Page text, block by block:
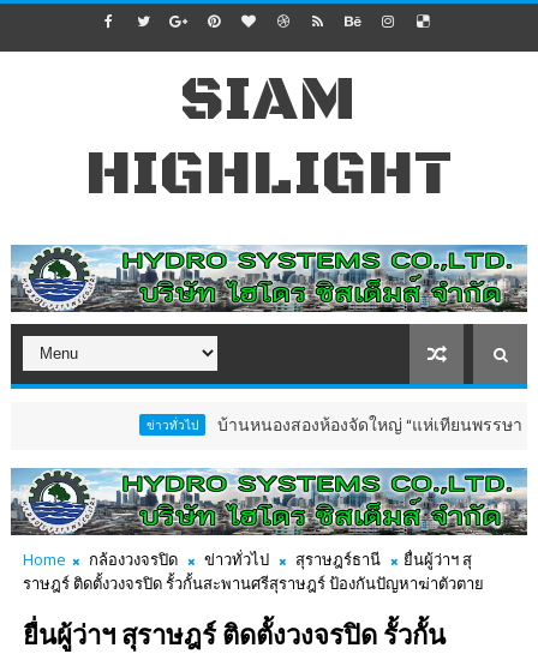
SIAM
HIGHLIGHT
บ้านหนองสองห้องจัดใหญ่ “แห่เทียนพรรษา–ผ้าป่าซาเล้
Home กล้องวงจรปิด ข่าวทั่วไป สุราษฎร์ธานี
ยื่นผู้ว่าฯ สุ
ราษฎร์ ติดตั้งวงจรปิด รั้วกั้นสะพานศรีสุราษฎร์ ป้องกันปัญหาฆ่าตัวตาย
ยื่นผู้ว่าฯ สุราษฎร์ ติดตั้งวงจรปิด รั้วกั้น